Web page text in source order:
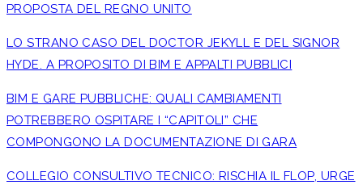
PROPOSTA DEL REGNO UNITO
LO STRANO CASO DEL DOCTOR JEKYLL E DEL SIGNOR
HYDE. A PROPOSITO DI BIM E APPALTI PUBBLICI
BIM E GARE PUBBLICHE: QUALI CAMBIAMENTI
POTREBBERO OSPITARE I “CAPITOLI” CHE
COMPONGONO LA DOCUMENTAZIONE DI GARA
COLLEGIO CONSULTIVO TECNICO: RISCHIA IL FLOP, URGE